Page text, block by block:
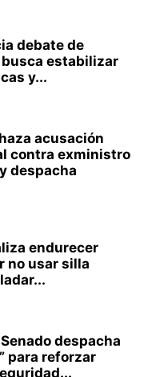
debate de
estabilizar
y...
acusación
contra exministro
despacha
endurecer
no usar silla
despacha
para reforzar